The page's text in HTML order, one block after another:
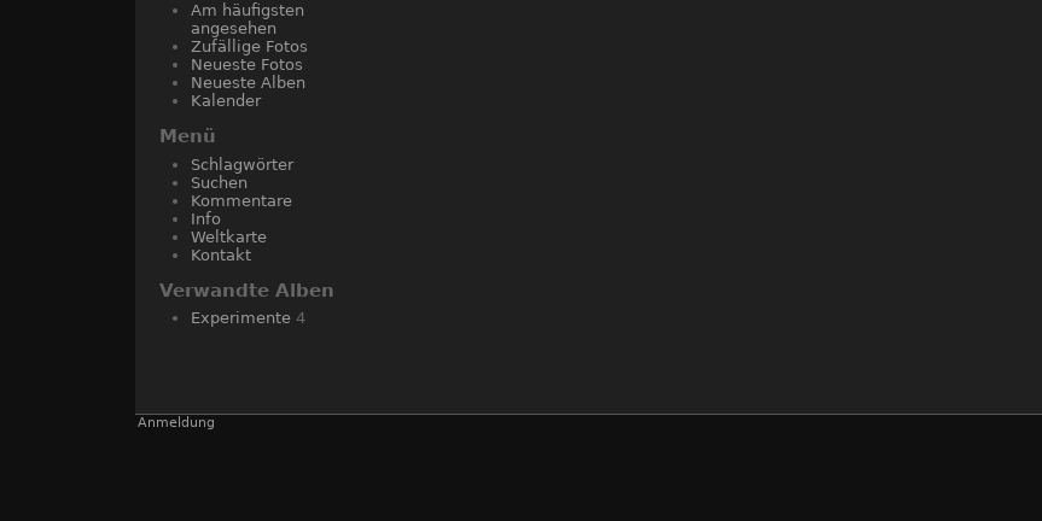
Am häufigsten
angesehen
Zufällige Fotos
Neueste Fotos
Neueste Alben
Kalender
Menü
Schlagwörter
Suchen
Kommentare
Info
Weltkarte
Kontakt
Verwandte Alben
Experimente 4
Anmeldung